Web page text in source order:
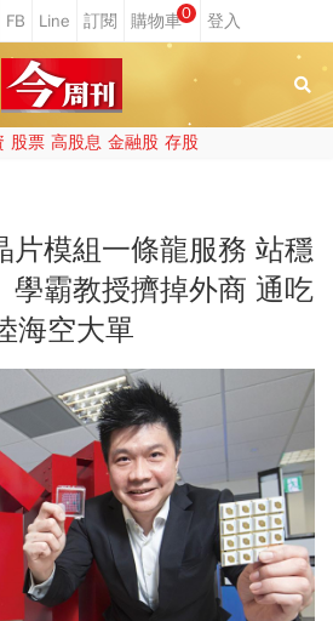
0
股票 高股息 金融股 存股
片模組一條龍服務 站穩
霸教授擠掉外商 通吃
海空大單